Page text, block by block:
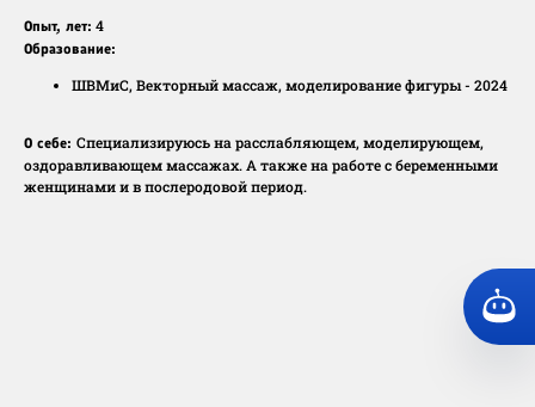
Опыт, лет: 4
Образование:
ШВМиС, Векторный массаж, моделирование фигуры - 2024
О себе: Специализируюсь на расслабляющем, моделирующем,
оздоравливающем массажах. А также на работе с беременными
женщинами и в послеродовой период.